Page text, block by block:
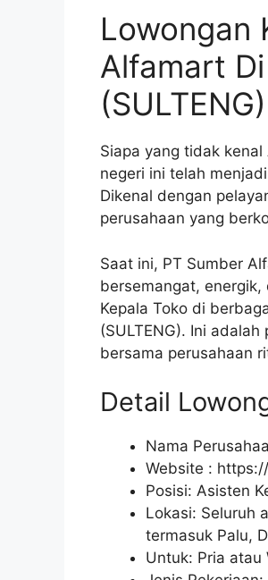
Lowongan
Alfamart
(SULTENG)
Siapa yang tidak
negeri ini telah
Dikenal dengan
perusahaan yang
Saat ini, PT Sumber
bersemangat,
Kepala Toko di
(SULTENG). Ini
bersama perusahaan
Detail
Nama
Website :
Posisi: Asisten
Lokasi: Seluruh
termasuk Palu,
Untuk: Pria atau